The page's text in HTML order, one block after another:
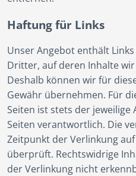
Haftung für Links
Unser Angebot enthält
Dritter, auf deren Inhalte
Deshalb können wir für
Gewähr übernehmen. Für
Seiten ist stets der
Seiten verantwortlich. Die
Zeitpunkt der Verlinkung
überprüft. Rechtswidrige
der Verlinkung nicht